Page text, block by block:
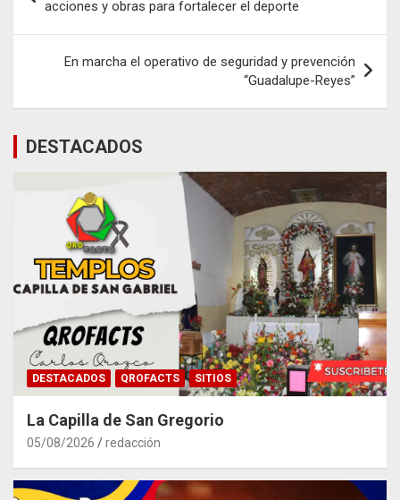
entradas
acciones y obras para fortalecer el deporte
En marcha el operativo de seguridad y prevención
“Guadalupe-Reyes”
DESTACADOS
DESTACADOS QROFACTS SITIOS
La Capilla de San Gregorio
05/08/2026 redacción